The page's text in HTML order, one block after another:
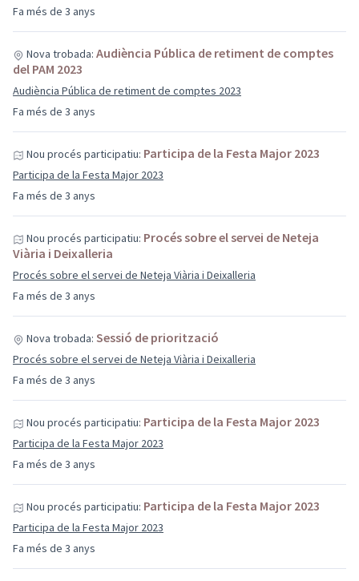
Fa més de 3 anys
Fa més de 3 anys
Nova trobada: Audiència Pública de retiment de comptes
del PAM 2023
Audiència Pública de retiment de comptes 2023
Fa més de 3 anys
Nou procés participatiu: Participa de la Festa Major 2023
Participa de la Festa Major 2023
Fa més de 3 anys
Nou procés participatiu: Procés sobre el servei de Neteja
Viària i Deixalleria
Procés sobre el servei de Neteja Viària i Deixalleria
Fa més de 3 anys
Nova trobada: Sessió de priorització
Procés sobre el servei de Neteja Viària i Deixalleria
Fa més de 3 anys
Nou procés participatiu: Participa de la Festa Major 2023
Participa de la Festa Major 2023
Fa més de 3 anys
Nou procés participatiu: Participa de la Festa Major 2023
Participa de la Festa Major 2023